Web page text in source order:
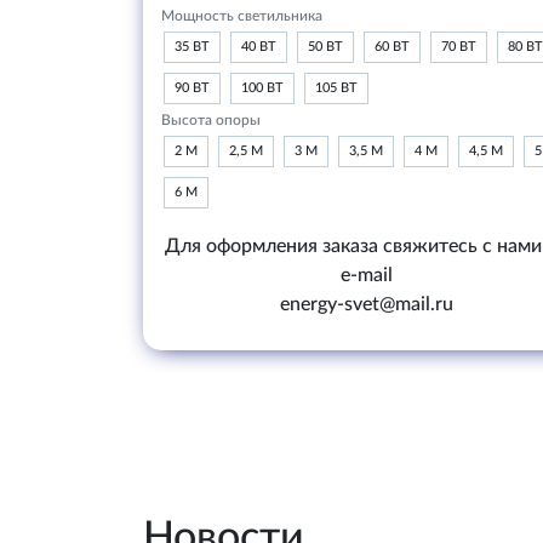
Мощность светильника
35 ВТ 40 ВТ 50 ВТ 60 ВТ 70 ВТ 80 ВТ
90 ВТ 100 ВТ 105 ВТ
Высота опоры
2 М 2,5 М 3 М 3,5 М 4 М 4,5 М
6 М
Для оформления заказа свяжитесь с
e-mail
energy-svet@mail.ru